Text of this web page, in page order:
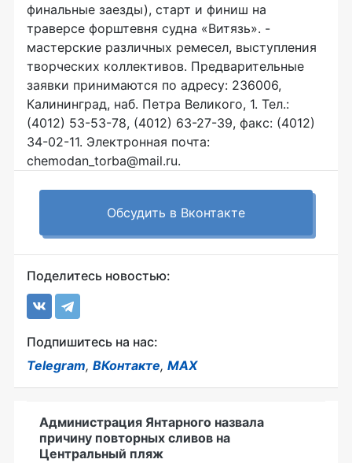
финальные заезды), старт и финиш на
траверсе форштевня судна «Витязь». -
мастерские различных ремесел, выступления
творческих коллективов. Предварительные
заявки принимаются по адресу: 236006,
Калининград, наб. Петра Великого, 1. Тел.:
(4012) 53-53-78, (4012) 63-27-39, факс: (4012)
34-02-11. Электронная почта:
chemodan_torba@mail.ru.
Обсудить в Вконтакте
Поделитесь новостью:
Подпишитесь на нас:
Telegram, ВКонтакте, MAX
Администрация Янтарного назвала
причину повторных сливов на
Центральный пляж